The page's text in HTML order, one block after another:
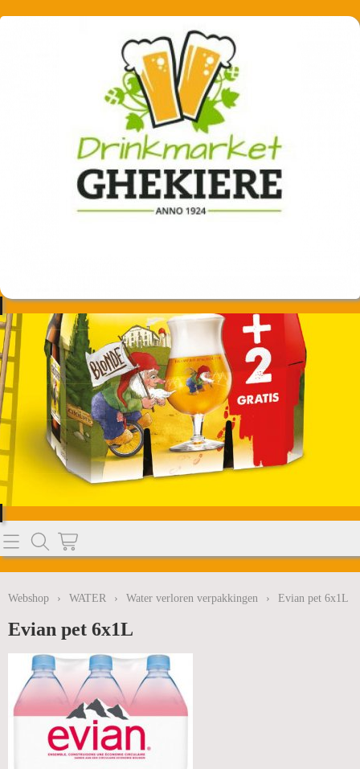
Home
WATER
MELKPRODUCTEN
BUBBELS
Info
Nieuws
Webshop › WATER › Water verloren verpakkingen › Evian pet 6x1L
Evian pet 6x1L